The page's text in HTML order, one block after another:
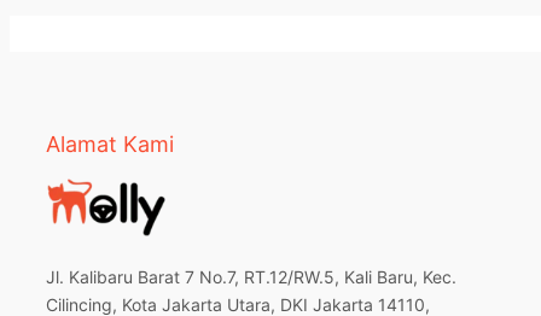
Alamat Kami
Jl. Kalibaru Barat 7 No.7, RT.12/RW.5, Kali Baru, Kec.
Cilincing, Kota Jakarta Utara, DKI Jakarta 14110,